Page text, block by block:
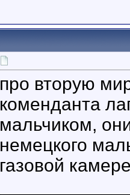
про вторую
коменданта
мальчиком,
немецкого
газовой